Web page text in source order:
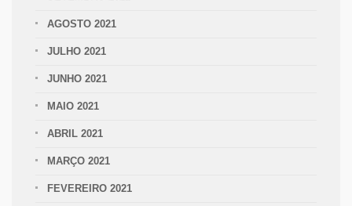
AGOSTO 2021
JULHO 2021
JUNHO 2021
MAIO 2021
ABRIL 2021
MARÇO 2021
FEVEREIRO 2021